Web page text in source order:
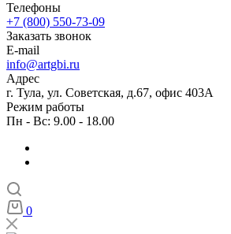
Телефоны
+7 (800) 550-73-09
Заказать звонок
E-mail
info@artgbi.ru
Адрес
г. Тула, ул. Советская, д.67, офис 403А
Режим работы
Пн - Вс: 9.00 - 18.00
0